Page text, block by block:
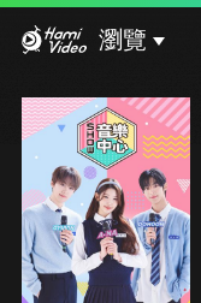
瀏覽